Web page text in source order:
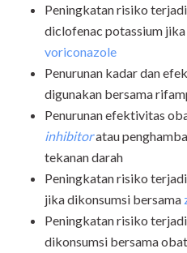
Peningkatan risiko
diclofenac potassium
voriconazole
Penurunan kadar dan
digunakan bersama
Penurunan efektivitas
inhibitoratau
tekanan darah
Peningkatan risiko
jika dikonsumsi bersama
Peningkatan risiko
dikonsumsi bersama obat